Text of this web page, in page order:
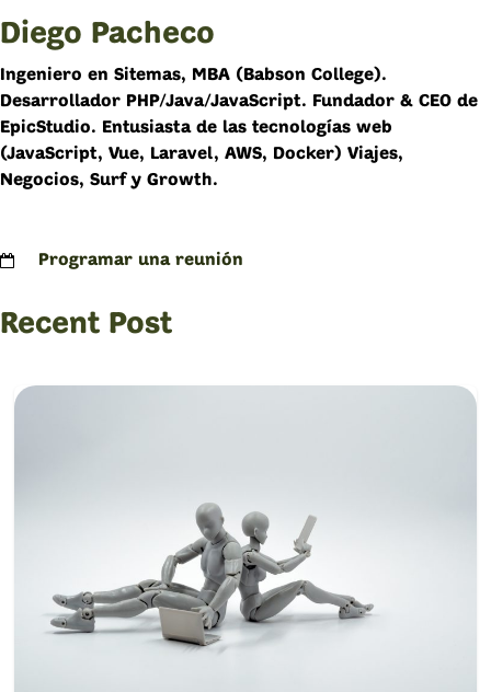
Diego Pacheco
Ingeniero en Sitemas, MBA (Babson College).
Desarrollador PHP/Java/JavaScript. Fundador & CEO de
EpicStudio. Entusiasta de las tecnologías web
(JavaScript, Vue, Laravel, AWS, Docker) Viajes,
Negocios, Surf y Growth.
Programar una reunión
Recent Post